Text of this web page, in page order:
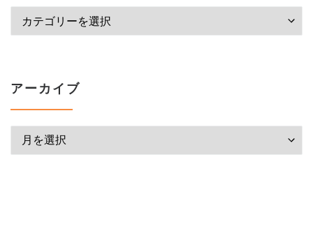
カテゴリー
アーカイブ
アーカイブ